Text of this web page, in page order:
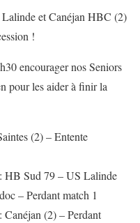
et Canéjan HBC (2)
!
encourager nos Seniors
pour les aider à finir la
(2) – Entente
: HB Sud 79 – US Lalinde
– Perdant match 1
: Canéjan (2) – Perdant